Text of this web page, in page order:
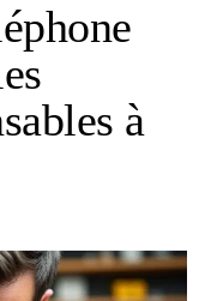
à